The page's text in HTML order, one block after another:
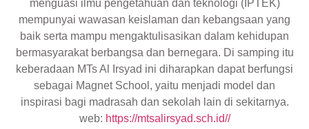
menguasi ilmu pengetahuan dan teknologi (IPTEK)
mempunyai wawasan keislaman dan kebangsaan yang
baik serta mampu mengaktulisasikan dalam kehidupan
bermasyarakat berbangsa dan bernegara. Di samping itu
keberadaan MTs Al Irsyad ini diharapkan dapat berfungsi
sebagai Magnet School, yaitu menjadi model dan
inspirasi bagi madrasah dan sekolah lain di sekitarnya.
web: https://mtsalirsyad.sch.id//